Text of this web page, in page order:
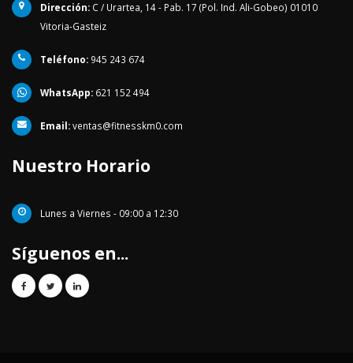
Dirección: C / Urartea, 14 - Pab. 17 (Pol. Ind. Ali-Gobeo) 01010
Vitoria-Gasteiz
Teléfono: 945 243 674
WhatsApp: 621 152 494
Email:ventas@fitnesskm0.com
Nuestro Horario
Lunes a Viernes - 09:00 a 12:30
Síguenos en...